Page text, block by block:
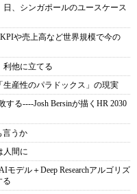
、シンガポールのユースケース
や売上高など世界規模で今の
利他に立てる
産性のパラドックス」の現実
する----Josh Bersinが描くHR 2030
言うか
人間に
デル＋Deep Researchアルゴリズ
る